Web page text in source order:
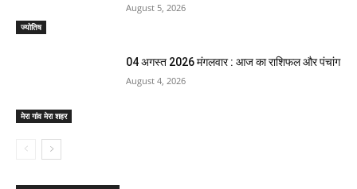
ज्योतिष
August 5, 2026
मेरा गांव मेरा शहर
04 अगस्त 2026 मंगलवार : आज का राशिफल और पंचांग
August 4, 2026